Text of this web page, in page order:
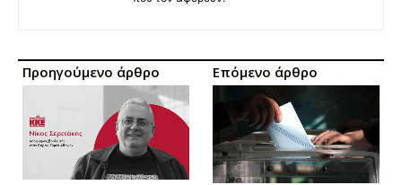
Προηγούμενο άρθρο Επόμενο άρθρο